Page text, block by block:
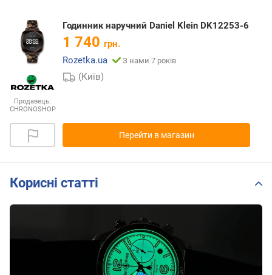
Продавець:
CHRONOSHOP
Годинник наручний Daniel Klein DK12253-6
1 740 грн.
Rozetka.ua
З нами 7 років
(Київ)
Перейти в магазин
Корисні статті